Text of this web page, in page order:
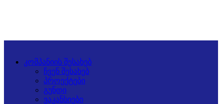
კომპანიის შესახებ
ჩვენ შესახებ
პროექტები
გუნდი
ვაკანსიები